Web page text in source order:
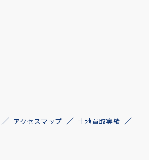
アクセスマップ
土地買取実績